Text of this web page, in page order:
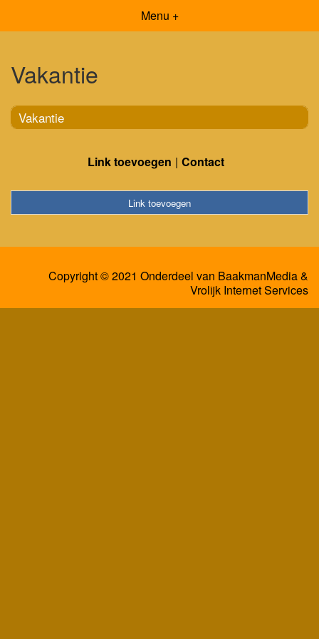
Menu +
Vakantie
Vakantie
Link toevoegen Contact
Link toevoegen
Copyright © 2021 Onderdeel van BaakmanMedia&
Vrolijk Internet Services